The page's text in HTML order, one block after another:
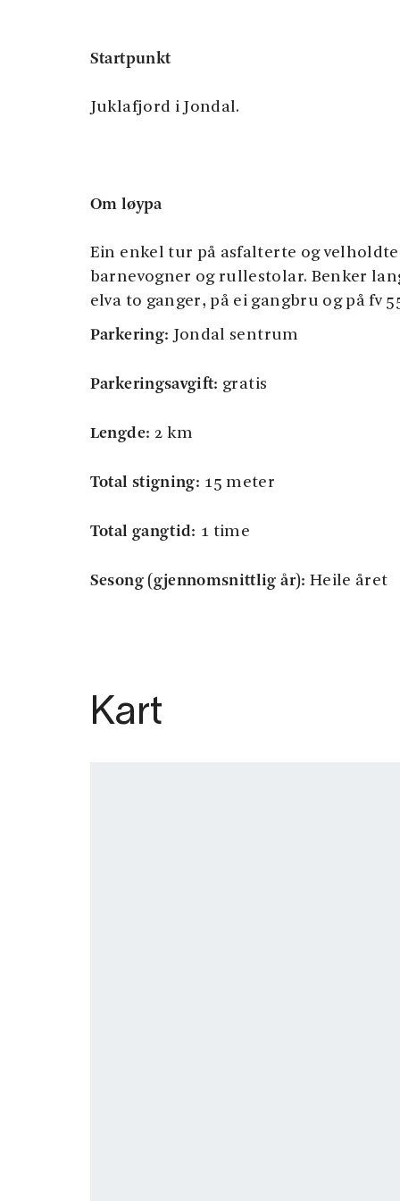
Startpunkt
Juklafjord i Jondal.
Om løypa
Ein enkel tur på asfalterte og velholdte
barnevogner og rullestolar. Benker
elva to ganger, på ei gangbru og på fv
Parkering: Jondal sentrum
Parkeringsavgift: gratis
Lengde: 2 km
Total stigning: 15 meter
Total gangtid: 1 time
Sesong (gjennomsnittlig år): Heile året
Kart